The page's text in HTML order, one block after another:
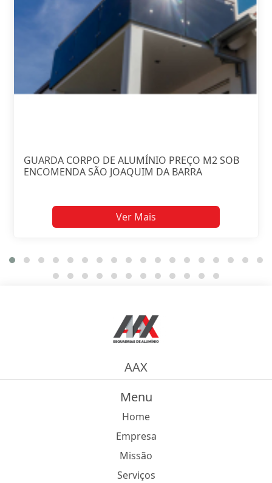
GUARDA CORPO DE ALUMÍNIO PREÇO M2 SOB
ENCOMENDA SÃO JOAQUIM DA BARRA
Ver Mais
AAX
Menu
Home
Empresa
Missão
Serviços